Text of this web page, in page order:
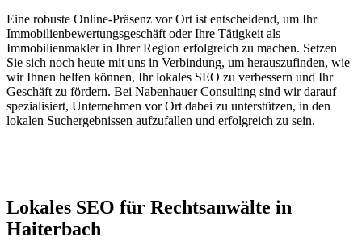
Eine robuste Online-Präsenz vor Ort ist entscheidend, um Ihr
Immobilienbewertungsgeschäft oder Ihre Tätigkeit als
Immobilienmakler in Ihrer Region erfolgreich zu machen. Setzen
Sie sich noch heute mit uns in Verbindung, um herauszufinden, wie
wir Ihnen helfen können, Ihr lokales SEO zu verbessern und Ihr
Geschäft zu fördern. Bei Nabenhauer Consulting sind wir darauf
spezialisiert, Unternehmen vor Ort dabei zu unterstützen, in den
lokalen Suchergebnissen aufzufallen und erfolgreich zu sein.
Lokales SEO für Rechtsanwälte in
Haiterbach